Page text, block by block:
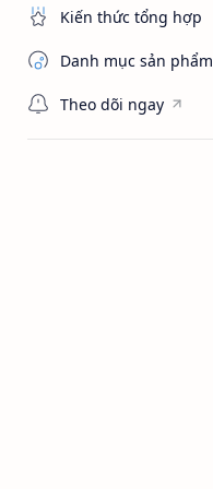
Kiến thức tổng hợp
Danh mục sản phẩm
Theo dõi ngay